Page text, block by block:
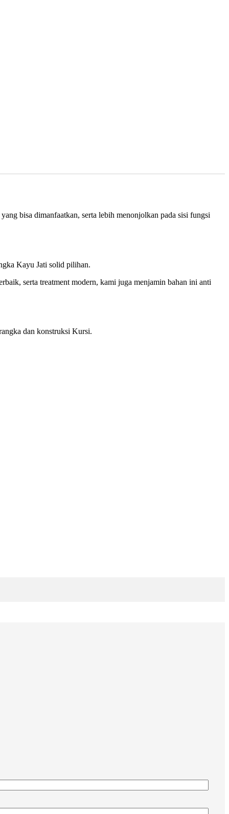
bisa dimanfaatkan, serta lebih menonjolkan pada sisi fungsi
Kayu Jati solid pilihan.
serta treatment modern, kami juga menjamin bahan ini anti
dan konstruksi Kursi.